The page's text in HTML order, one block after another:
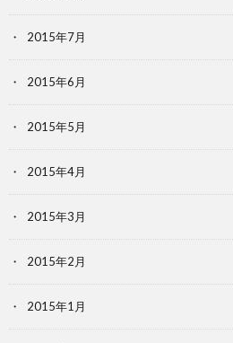
2015年7月
2015年6月
2015年5月
2015年4月
2015年3月
2015年2月
2015年1月